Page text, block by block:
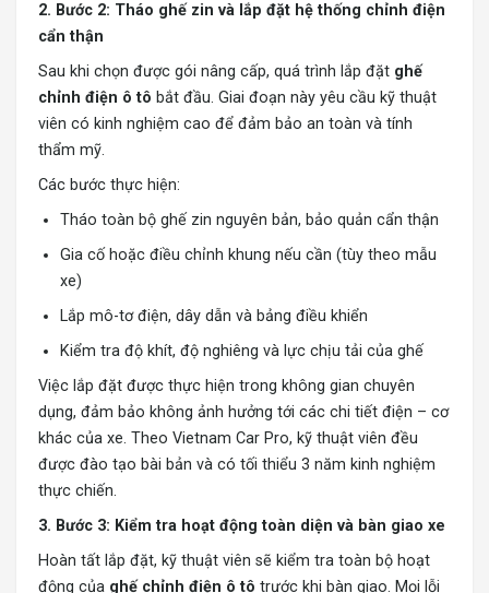
2. Bước 2: Tháo ghế zin và lắp đặt hệ thống chỉnh điện
cẩn thận
Sau khi chọn được gói nâng cấp, quá trình lắp đặt ghế
chỉnh điện ô tô bắt đầu. Giai đoạn này yêu cầu kỹ thuật
viên có kinh nghiệm cao để đảm bảo an toàn và tính
thẩm mỹ.
Các bước thực hiện:
Tháo toàn bộ ghế zin nguyên bản, bảo quản cẩn thận
Gia cố hoặc điều chỉnh khung nếu cần (tùy theo mẫu
xe)
Lắp mô-tơ điện, dây dẫn và bảng điều khiển
Kiểm tra độ khít, độ nghiêng và lực chịu tải của ghế
Việc lắp đặt được thực hiện trong không gian chuyên
dụng, đảm bảo không ảnh hưởng tới các chi tiết điện – cơ
khác của xe. Theo Vietnam Car Pro, kỹ thuật viên đều
được đào tạo bài bản và có tối thiểu 3 năm kinh nghiệm
thực chiến.
3. Bước 3: Kiểm tra hoạt động toàn diện và bàn giao xe
Hoàn tất lắp đặt, kỹ thuật viên sẽ kiểm tra toàn bộ hoạt
động của ghế chỉnh điện ô tô trước khi bàn giao. Mọi lỗi